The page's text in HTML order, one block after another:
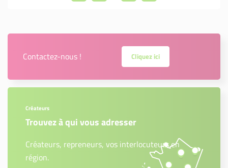
Contactez-nous ! Cliquez ici
Créateurs
Trouvez à qui vous adresser
Créateurs, repreneurs, vos interlocuteurs en
région.